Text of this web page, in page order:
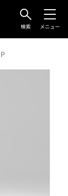
検索 メニュー